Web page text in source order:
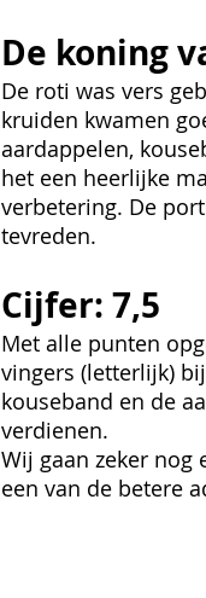
De koning
De roti was vers
kruiden kwamen
aardappelen,
het een heerlijke
verbetering. De
tevreden.
Cijfer: 7,5
Met alle punten
vingers (letterlijk)
kouseband en de
verdienen.
Wij gaan zeker
een van de betere